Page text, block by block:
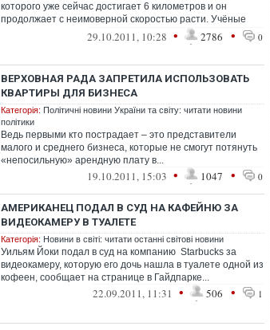
которого уже сейчас достигает 6 километров и он
продолжает с неимоверной скоростью расти. Учёные
29.10.2011, 10:28 • 2786 • 0
ВЕРХОВНАЯ РАДА ЗАПРЕТИЛА ИСПОЛЬЗОВАТЬ
КВАРТИРЫ ДЛЯ БИЗНЕСА
Категорія: Політичні новини України та світу: читати новини
політики
Ведь первыми кто пострадает – это представители
малого и среднего бизнеса, которые не смогут потянуть
«непосильную» арендную плату в...
19.10.2011, 15:03 • 1047 • 0
АМЕРИКАНЕЦ ПОДАЛ В СУД НА КАФЕЙНЮ ЗА
ВИДЕОКАМЕРУ В ТУАЛЕТЕ
Категорія: Новини в світі: читати останні світові новини
Уильям Йоки подал в суд на компанию Starbucks за
видеокамеру, которую его дочь нашла в туалете одной из
кофеен, сообщает на странице в Гайдпарке...
22.09.2011, 11:31 • 506 • 1